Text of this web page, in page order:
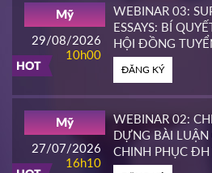
10h00
ĐĂNG KÝ
14h00
PIERCE COLLEGE
ĐĂNG KÝ
HOT
29/08/2026
10h00
Mỹ
WEBINAR 03:
ESSAYS: BÍ
HỘI ĐỒNG
ĐẦU MỸ
ĐĂNG KÝ
27/07/2026
16h10
Mỹ
WEBINAR 02:
DỰNG BÀI
CHINH PHỤC